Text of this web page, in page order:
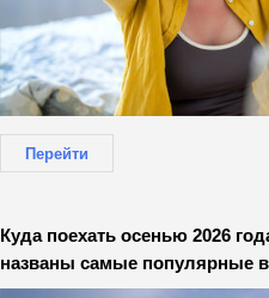
Перейти
Куда поехать осенью 2026
названы самые популярные